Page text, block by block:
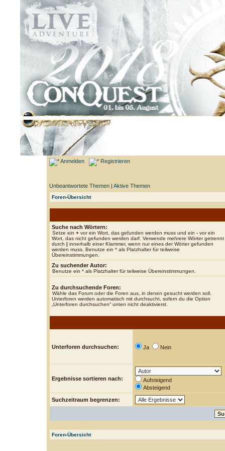
Anmelden Registrieren
Unbeantwortete Themen | Aktive Themen
Foren-Übersicht
Suche nach Wörtern:
Setze ein + vor ein Wort, das gefunden werden muss und ein - vor ein
Wort, das nicht gefunden werden darf. Verwende mehrere Wörter getrennt
durch | innerhalb einer Klammer, wenn nur eines der Wörter gefunden
werden muss. Benutze ein * als Platzhalter für teilweise
Übereinstimmungen.
Zu suchender Autor:
Benutze ein * als Platzhalter für teilweise Übereinstimmungen.
Zu durchsuchende Foren:
Wähle das Forum oder die Foren aus, in denen gesucht werden soll.
Unterforen werden automatisch mit durchsucht, sofern du die Option
„Unterforen durchsuchen“ unten nicht deaktivierst.
Unterforen durchsuchen: Ja Nein
Ergebnisse sortieren nach:
Aufsteigend
Absteigend
Suchzeitraum begrenzen:
Foren-Übersicht